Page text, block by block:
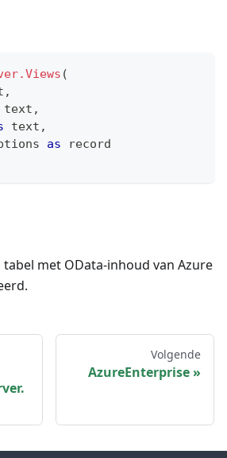
(
,
text ,
text ,
as
record
met OData-inhoud van Azure
Volgende
AzureEnterprise